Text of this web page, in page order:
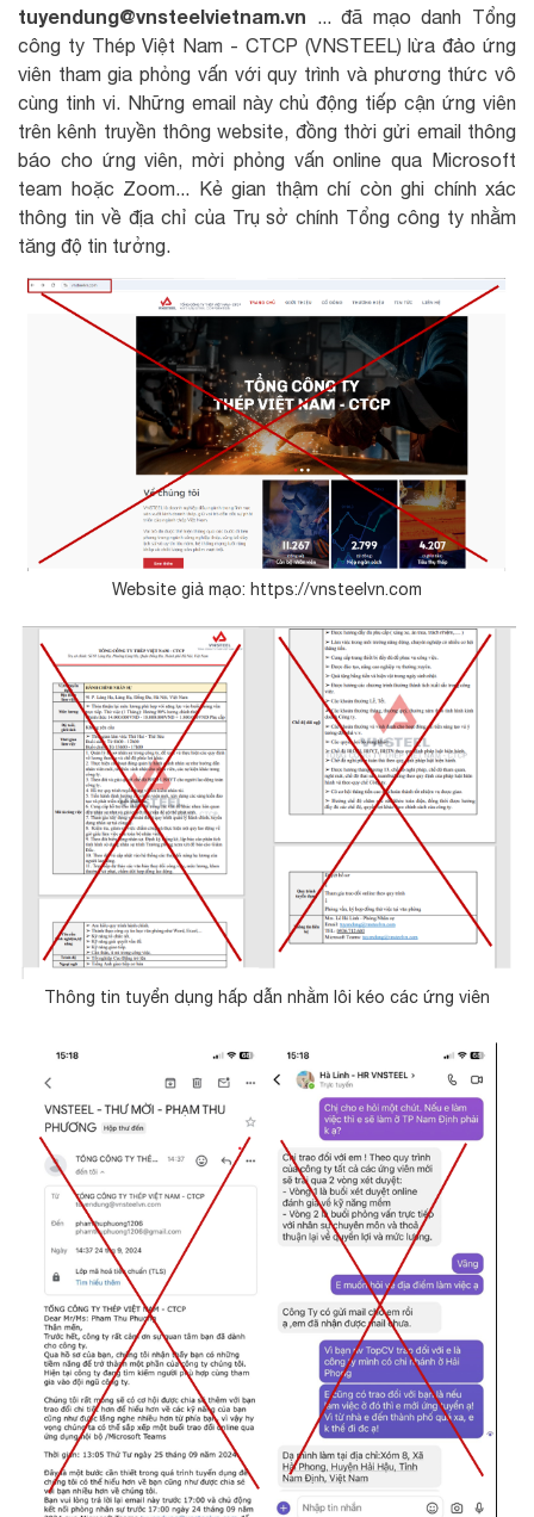
tuyendung@vnsteelvietnam.vn ... đã mạo danh Tổng
công ty Thép Việt Nam - CTCP (VNSTEEL) lừa đảo ứng
viên tham gia phỏng vấn với quy trình và phương thức vô
cùng tinh vi. Những email này chủ động tiếp cận ứng viên
trên kênh truyền thông website, đồng thời gửi email thông
báo cho ứng viên, mời phỏng vấn online qua Microsoft
team hoặc Zoom... Kẻ gian thậm chí còn ghi chính xác
thông tin về địa chỉ của Trụ sở chính Tổng công ty nhằm
tăng độ tin tưởng.
Website giả mạo: https://vnsteelvn.com
Thông tin tuyển dụng hấp dẫn nhằm lôi kéo các ứng viên